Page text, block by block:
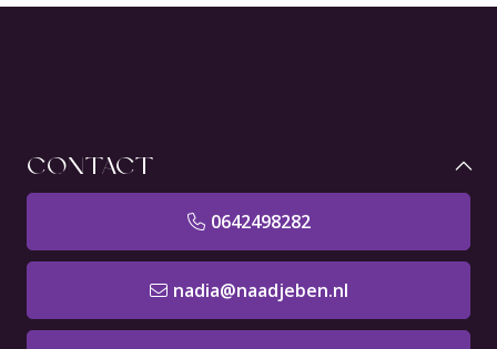
CONTACT
0642498282
nadia@naadjeben.nl